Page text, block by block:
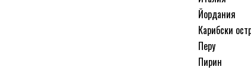
Йордания
Карибски
Перу
Пирин